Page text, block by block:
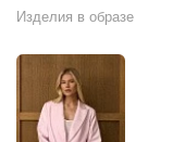
Изделия в образе